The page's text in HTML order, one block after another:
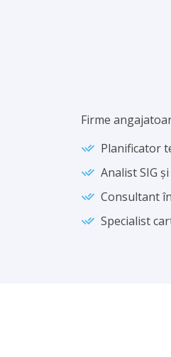
Firme
Planificator
Analist SIG
Consultant
Specialist